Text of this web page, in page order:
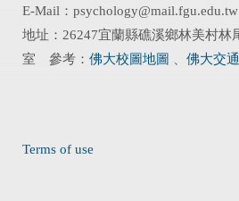
E-Mail：psychology@mail.fgu.edu.tw
地址：26247宜蘭縣礁溪鄉林美村林
室 參考： 佛大校圖地圖 佛大交通
Terms of use